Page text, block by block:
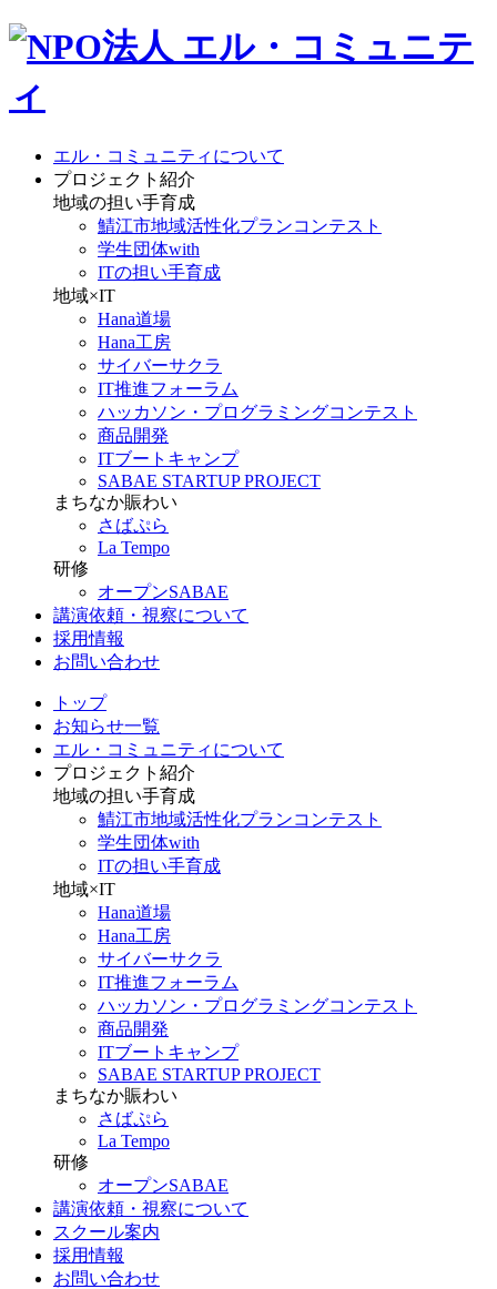
エル・コミュニティについて
プロジェクト紹介
地域の担い手育成
鯖江市地域活性化プランコンテスト
学生団体with
ITの担い手育成
地域×IT
Hana道場
Hana工房
サイバーサクラ
IT推進フォーラム
ハッカソン・プログラミングコンテスト
商品開発
ITブートキャンプ
SABAE STARTUP PROJECT
まちなか賑わい
さばぷら
La Tempo
研修
オープンSABAE
講演依頼・視察について
採用情報
お問い合わせ
トップ
お知らせ一覧
エル・コミュニティについて
プロジェクト紹介
地域の担い手育成
鯖江市地域活性化プランコンテスト
学生団体with
ITの担い手育成
地域×IT
Hana道場
Hana工房
サイバーサクラ
IT推進フォーラム
ハッカソン・プログラミングコンテスト
商品開発
ITブートキャンプ
SABAE STARTUP PROJECT
まちなか賑わい
さばぷら
La Tempo
研修
オープンSABAE
講演依頼・視察について
スクール案内
採用情報
お問い合わせ